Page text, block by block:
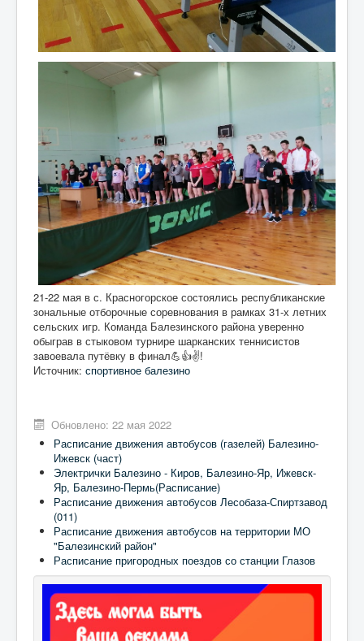
21-22 мая в с. Красногорское состоялись республиканские
зональные отборочные соревнования в рамках 31-х летних
сельских игр. Команда Балезинского района уверенно
обыграв в стыковом турнире шарканских теннисистов
завоевала путёвку в финал💪👍✌️!
Источник: спортивное балезино
Обновлено: 22 мая 2022
Расписание движения автобусов (газелей) Балезино-
Ижевск (част)
Электрички Балезино - Киров, Балезино-Яр, Ижевск-
Яр, Балезино-Пермь(Расписание)
Расписание движения автобусов Лесобаза-Спиртзавод
(011)
Расписание движения автобусов на территории МО
"Балезинский район"
Расписание пригородных поездов со станции Глазов